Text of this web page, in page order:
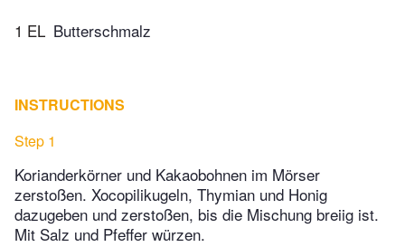
1 EL Butterschmalz
INSTRUCTIONS
Step 1
Korianderkörner und Kakaobohnen im Mörser
zerstoßen. Xocopilikugeln, Thymian und Honig
dazugeben und zerstoßen, bis die Mischung breiig ist.
Mit Salz und Pfeffer würzen.